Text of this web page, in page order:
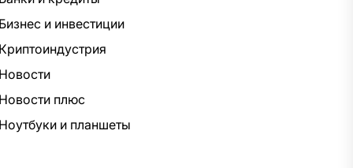
Бизнес и инвестиции
Криптоиндустрия
Новости
Новости плюс
Ноутбуки и планшеты